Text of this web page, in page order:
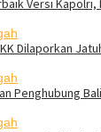
Versi
Dilaporkan
Penghubung